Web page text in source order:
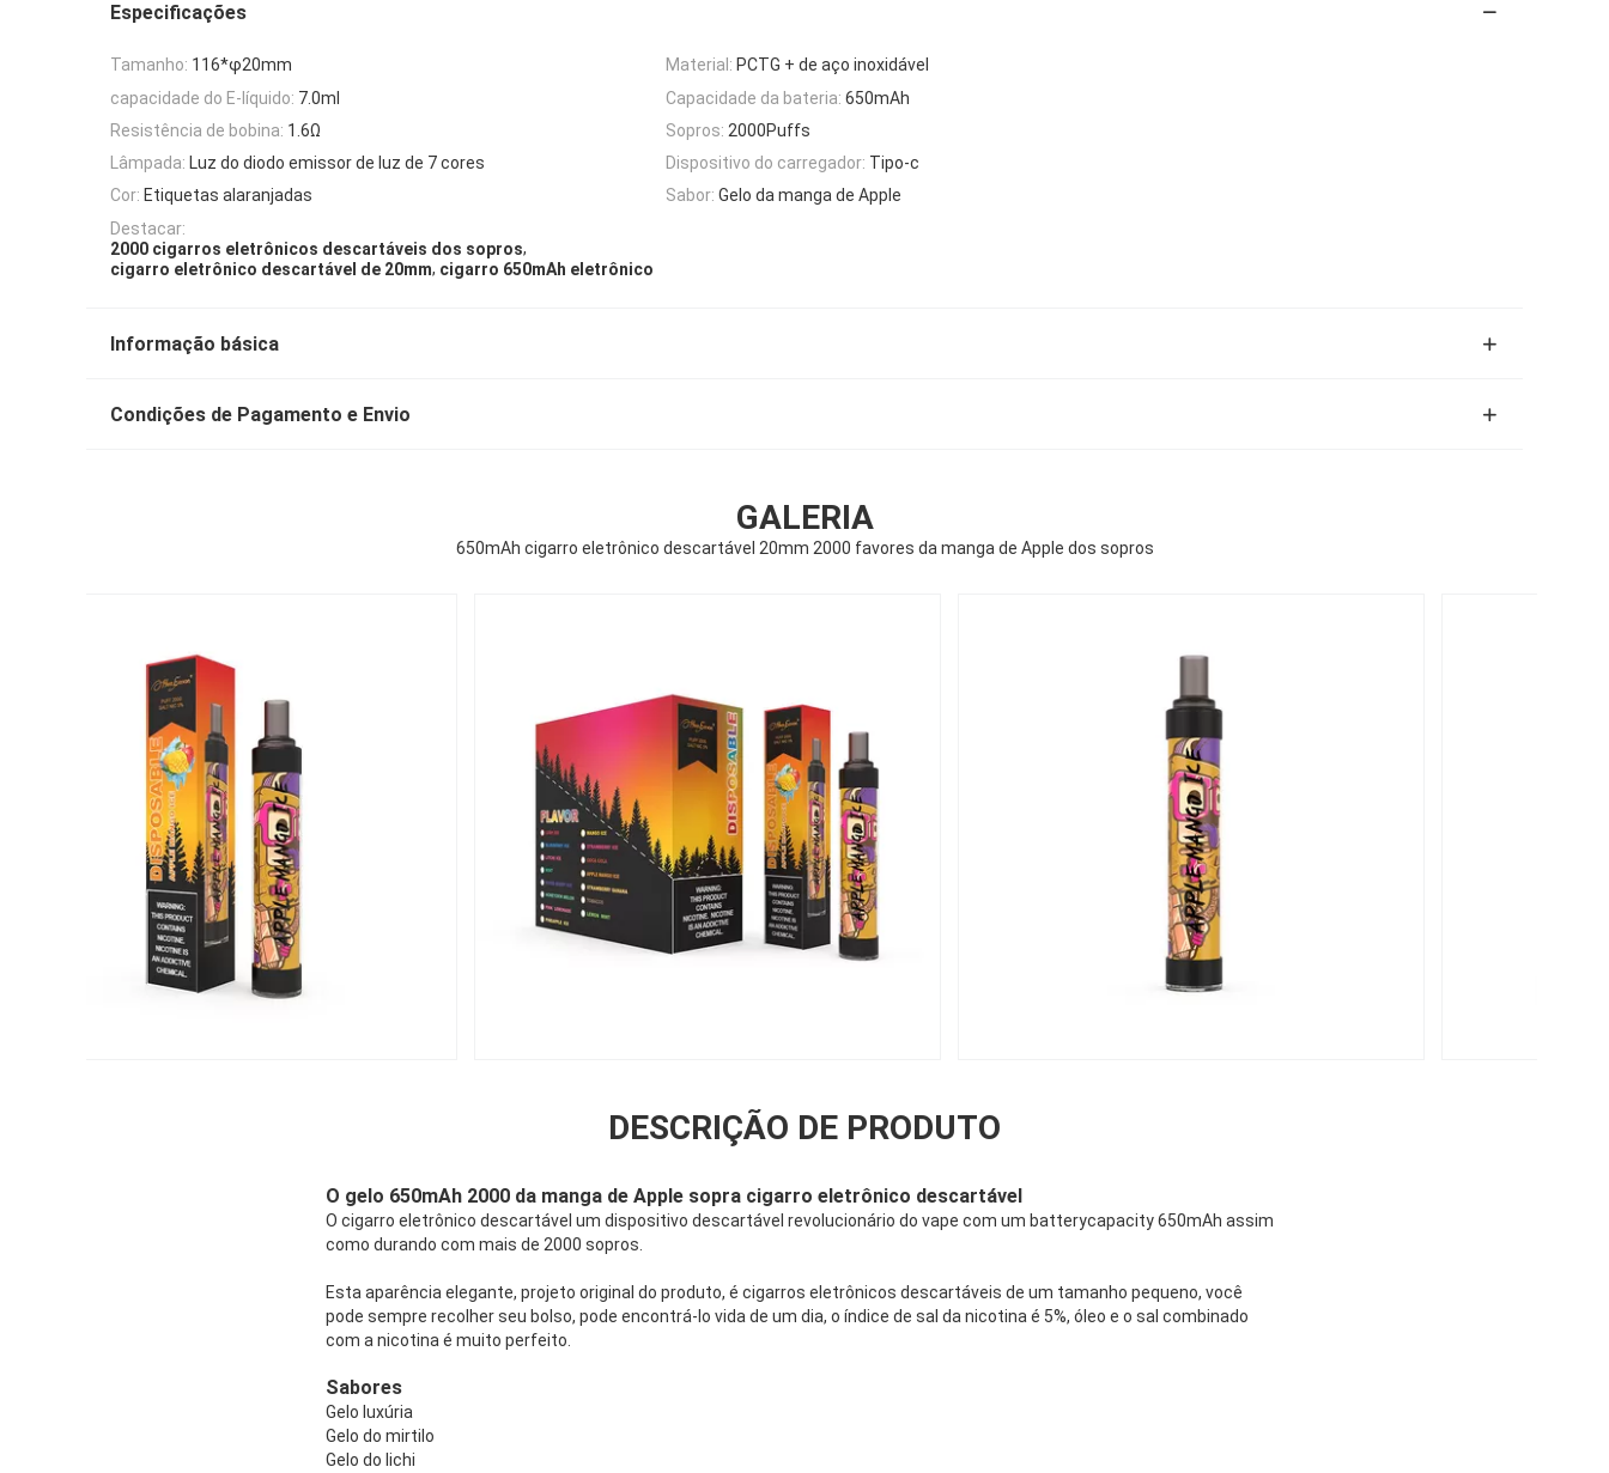
Especificações
Tamanho: 116*φ20mm Material: PCTG + de aço inoxidável
capacidade do E-líquido: 7.0ml Capacidade da bateria: 650mAh
Resistência de bobina: 1.6Ω Sopros: 2000Puffs
Lâmpada: Luz do diodo emissor de luz de 7 cores Dispositivo do carregador: Tipo-c
Cor: Etiquetas alaranjadas Sabor: Gelo da manga de Apple
Destacar:
2000 cigarros eletrônicos descartáveis dos sopros,
cigarro eletrônico descartável de 20mm, cigarro 650mAh eletrônico
Informação básica
Condições de Pagamento e Envio
GALERIA
650mAh cigarro eletrônico descartável 20mm 2000 favores da manga de Apple dos sopros
DESCRIÇÃO DE PRODUTO
O gelo 650mAh 2000 da manga de Apple sopra cigarro eletrônico descartável
O cigarro eletrônico descartável um dispositivo descartável revolucionário do vape com um batterycapacity 650mAh assim
como durando com mais de 2000 sopros.
Esta aparência elegante, projeto original do produto, é cigarros eletrônicos descartáveis de um tamanho pequeno, você
pode sempre recolher seu bolso, pode encontrá-lo vida de um dia, o índice de sal da nicotina é 5%, óleo e o sal combinado
com a nicotina é muito perfeito.
Sabores
Gelo luxúria
Gelo do mirtilo
Gelo do lichi